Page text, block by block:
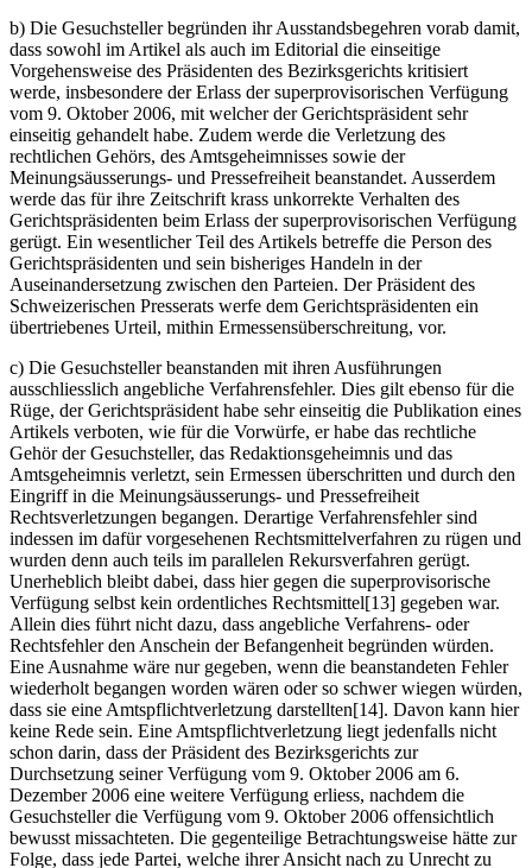
b) Die Gesuchsteller begründen ihr Ausstandsbegehren vorab damit,
dass sowohl im Artikel als auch im Editorial die einseitige
Vorgehensweise des Präsidenten des Bezirksgerichts kritisiert
werde, insbesondere der Erlass der superprovisorischen Verfügung
vom 9. Oktober 2006, mit welcher der Gerichtspräsident sehr
einseitig gehandelt habe. Zudem werde die Verletzung des
rechtlichen Gehörs, des Amtsgeheimnisses sowie der
Meinungsäusserungs- und Pressefreiheit beanstandet. Ausserdem
werde das für ihre Zeitschrift krass un­korrekte Verhalten des
Gerichtspräsidenten beim Erlass der superprovisorischen Verfügung
gerügt. Ein wesentlicher Teil des Artikels betreffe die Person des
Gerichtspräsidenten und sein bisheriges Handeln in der
Auseinandersetzung zwischen den Parteien. Der Präsident des
Schweizerischen Presserats werfe dem Gerichtspräsidenten ein
übertriebenes Urteil, mithin Ermessensüberschreitung, vor.
c) Die Gesuchsteller beanstanden mit ihren Ausführungen
ausschliesslich angebliche Verfahrensfehler. Dies gilt ebenso für die
Rüge, der Gerichtspräsident habe sehr einseitig die Publikation eines
Artikels verboten, wie für die Vorwürfe, er habe das rechtliche
Gehör der Gesuchsteller, das Redaktionsgeheimnis und das
Amtsgeheimnis verletzt, sein Ermessen überschritten und durch den
Eingriff in die Meinungsäusserungs- und Pressefreiheit
Rechtsverletzungen begangen. Derartige Verfahrensfehler sind
indessen im dafür vorgesehenen Rechtsmittelverfahren zu rügen und
wurden denn auch teils im parallelen Rekursverfahren gerügt.
Unerheblich bleibt dabei, dass hier gegen die superprovisorische
Verfügung selbst kein ordentliches Rechtsmittel[13] gegeben war.
Allein dies führt nicht dazu, dass angebliche Verfahrens- oder
Rechtsfehler den Anschein der Befangenheit begründen würden.
Eine Ausnahme wäre nur gegeben, wenn die beanstandeten Fehler
wiederholt begangen worden wären oder so schwer wiegen würden,
dass sie eine Amtspflichtverletzung darstellten[14]. Davon kann hier
keine Rede sein. Eine Amtspflichtverletzung liegt jedenfalls nicht
schon darin, dass der Präsident des Bezirksgerichts zur
Durchsetzung seiner Verfügung vom 9. Oktober 2006 am 6.
Dezember 2006 eine weitere Verfügung erliess, nachdem die
Gesuchsteller die Verfügung vom 9. Oktober 2006 offensichtlich
bewusst missachteten. Die gegenteilige Betrachtungsweise hätte zur
Folge, dass jede Partei, welche ihrer Ansicht nach zu Unrecht zu